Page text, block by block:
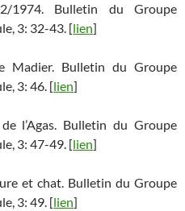
1974. Bulletin du Groupe
3: 32-43. [lien]
Madier. Bulletin du Groupe
3: 46. [lien]
l’Agas. Bulletin du Groupe
3: 47-49. [lien]
et chat. Bulletin du Groupe
3: 49. [lien]